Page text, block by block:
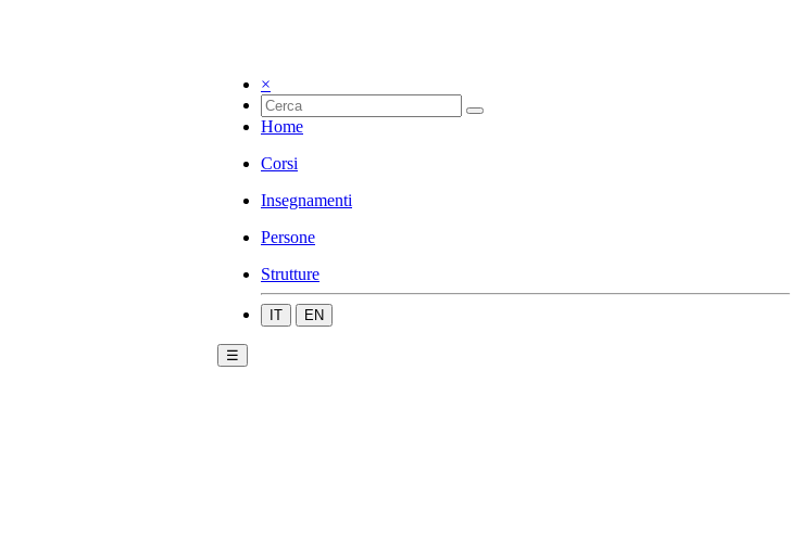
×
Home
Corsi
Insegnamenti
Persone
Strutture
IT EN
☰